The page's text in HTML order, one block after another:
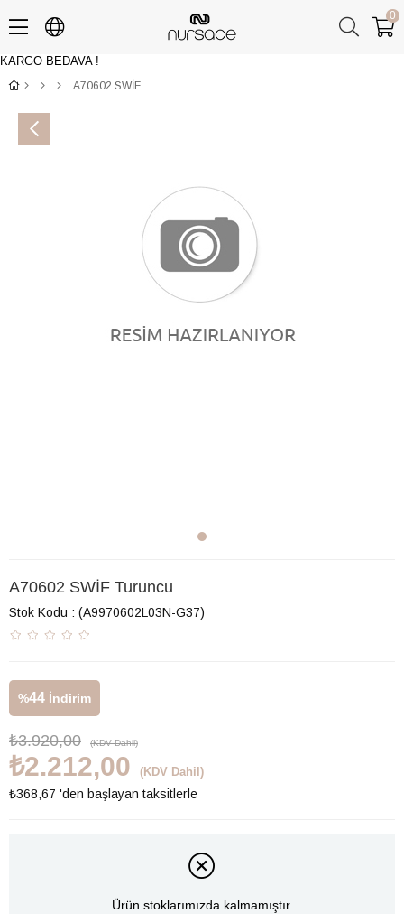
KARGO BEDAVA !
0
A70602 SWİF Turuncu
A70602 SWİF Turuncu
Stok Kodu (A9970602L03N-G37)
%44 İndirim
₺3.920,00 (KDV Dahil)
₺2.212,00 (KDV Dahil)
₺368,67 'den başlayan taksitlerle
Ürün stoklarımızda kalmamıştır.